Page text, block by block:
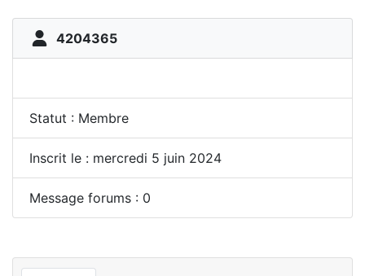
4204365
Statut : Membre
Inscrit le : mercredi 5 juin 2024
Message forums : 0